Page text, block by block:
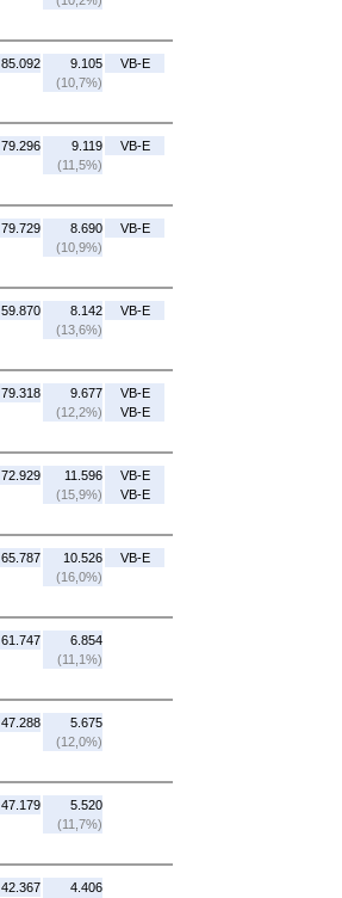
85.092
9.105
(10,7%)
VB-E
79.296
9.119
(11,5%)
VB-E
79.729
8.690
(10,9%)
VB-E
59.870
8.142
(13,6%)
VB-E
79.318
9.677
(12,2%)
VB-E
VB-E
72.929
11.596
(15,9%)
VB-E
VB-E
65.787
10.526
(16,0%)
VB-E
61.747
6.854
(11,1%)
47.288
5.675
(12,0%)
47.179
5.520
(11,7%)
42.367
4.406